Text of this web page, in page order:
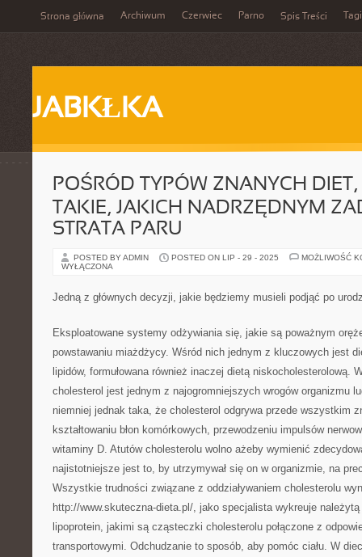
Strona główna Archiwum Czerwiec Parno Spis Treści Tagi
JABKŁKA
POŚRÓD TYPÓW ZNANYCH DIET,
TAKIE, JAKICH NADRZĘDNYM
STRATA PARU
POSTED BY ADMIN POSTED ON LIP - 29 - 2025
MOŻLIWOŚĆ
WYŁĄCZONA
Jedną z głównych decyzji, jakie będziemy musieli podjąć po
Eksploatowane systemy odżywiania się, jakie są poważnym
powstawaniu miażdżycy. Wśród nich jednym z kluczowych jest
lipidów, formułowana również inaczej dietą niskocholesterolową.
cholesterol jest jednym z najogromniejszych wrogów organizmu
niemniej jednak taka, że cholesterol odgrywa przede wszystkim
kształtowaniu błon komórkowych, przewodzeniu impulsów
witaminy D. Atutów cholesterolu wolno ażeby wymienić
najistotniejsze jest to, by utrzymywał się on w organizmie, na
Wszystkie trudności związane z oddziaływaniem cholesterolu
http://www.skuteczna-dieta.pl/, jako specjalista wykreuje
lipoprotein, jakimi są cząsteczki cholesterolu połączone z
transportowymi. Odchudzanie to sposób, aby pomóc ciału. W